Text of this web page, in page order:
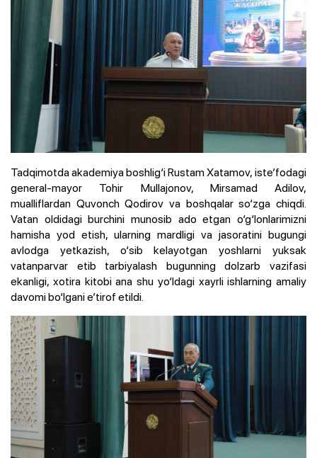
Tadqimotda akademiya boshlig‘i Rustam Xatamov, iste’fodagi
general-mayor Tohir Mullajonov, Mirsamad Adilov,
mualliflardan Quvonch Qodirov va boshqalar so‘zga chiqdi.
Vatan oldidagi burchini munosib ado etgan o‘g‘lonlarimizni
hamisha yod etish, ularning mardligi va jasoratini bugungi
avlodga yetkazish, o‘sib kelayotgan yoshlarni yuksak
vatanparvar etib tarbiyalash bugunning dolzarb vazifasi
ekanligi, xotira kitobi ana shu yo‘ldagi xayrli ishlarning amaliy
davomi bo‘lgani e’tirof etildi.